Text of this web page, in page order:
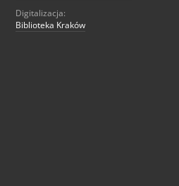
Digitalizacja:
Biblioteka Kraków